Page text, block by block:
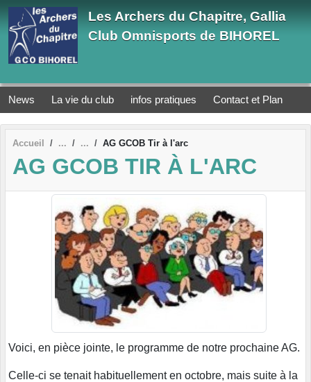
Les Archers du Chapitre, Gallia
Club Omnisports de BIHOREL
News La vie du club infos pratiques Contact et Plan
Accueil AG GCOB Tir à l'arc
AG GCOB TIR À L'ARC
Voici, en pièce jointe, le programme de notre prochaine AG.
Celle-ci se tenait habituellement en octobre, mais suite à la
Panneau de gestion des cookies